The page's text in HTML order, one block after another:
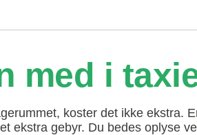
med i
koster det ikke ekstra.
ekstra gebyr. Du bedes oplyse